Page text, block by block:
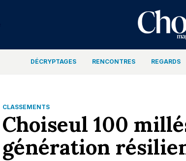
DÉCRYPTAGES RENCONTRES REGARDS
CLASSEMENTS
Choiseul 100
génération